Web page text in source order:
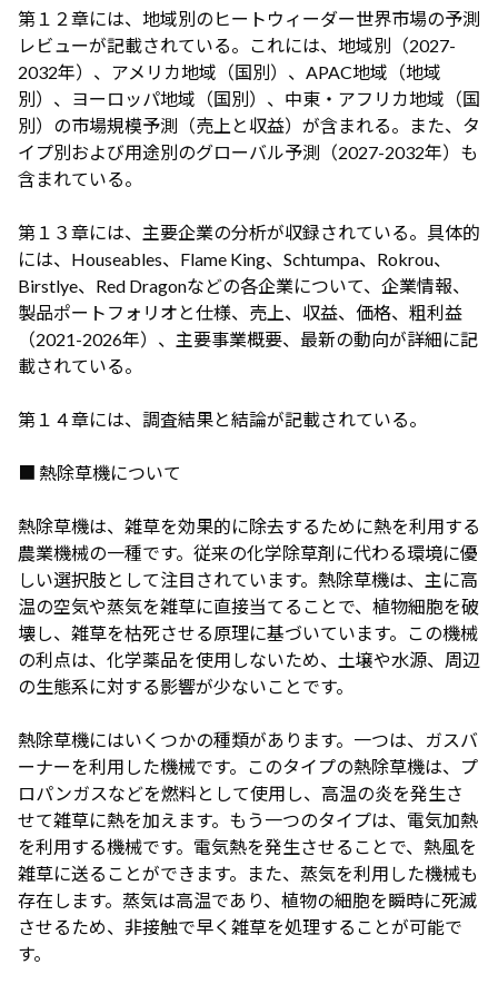
第１２章には、地域別のヒートウィーダー世界市場の予測
レビューが記載されている。これには、地域別（2027-
2032年）、アメリカ地域（国別）、APAC地域（地域
別）、ヨーロッパ地域（国別）、中東・アフリカ地域（国
別）の市場規模予測（売上と収益）が含まれる。また、タ
イプ別および用途別のグローバル予測（2027-2032年）も
含まれている。
第１３章には、主要企業の分析が収録されている。具体的
には、Houseables、Flame King、Schtumpa、Rokrou、
Birstlye、Red Dragonなどの各企業について、企業情報、
製品ポートフォリオと仕様、売上、収益、価格、粗利益
（2021-2026年）、主要事業概要、最新の動向が詳細に記
載されている。
第１４章には、調査結果と結論が記載されている。
■ 熱除草機について
熱除草機は、雑草を効果的に除去するために熱を利用する
農業機械の一種です。従来の化学除草剤に代わる環境に優
しい選択肢として注目されています。熱除草機は、主に高
温の空気や蒸気を雑草に直接当てることで、植物細胞を破
壊し、雑草を枯死させる原理に基づいています。この機械
の利点は、化学薬品を使用しないため、土壌や水源、周辺
の生態系に対する影響が少ないことです。
熱除草機にはいくつかの種類があります。一つは、ガスバ
ーナーを利用した機械です。このタイプの熱除草機は、プ
ロパンガスなどを燃料として使用し、高温の炎を発生さ
せて雑草に熱を加えます。もう一つのタイプは、電気加熱
を利用する機械です。電気熱を発生させることで、熱風を
雑草に送ることができます。また、蒸気を利用した機械も
存在します。蒸気は高温であり、植物の細胞を瞬時に死滅
させるため、非接触で早く雑草を処理することが可能で
す。